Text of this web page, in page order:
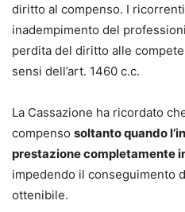
diritto al compenso. I
inadempimento del
perdita del diritto alle
sensi dell’art. 1460 c.c.
La Cassazione ha ricordato
compenso soltanto quando
prestazione completamente
impedendo il conseguimento
ottenibile.